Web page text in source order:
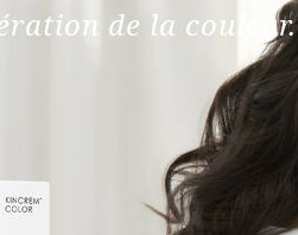
CANDY COLORS
de la couleur.